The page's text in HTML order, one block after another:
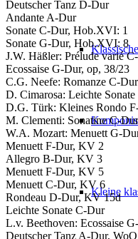
Kleine
Deutscher Tanz D-Dur
Andante A-Dur
Sonate C-Dur, Hob.XVI: 1
Sonate G-Dur, Hob.XVI: 8
J.W. Häßler: Prélude varié
Ecossaise G-Dur, op, 38/23
C.G. Neefe: Romanze C-Dur
D. Cimarosa: Leichte
D.G. Türk: Kleines Rondo
M. Clementi: Sonatine C-
W.A. Mozart: Menuett G-
Menuett F-Dur, KV 2
Allegro B-Dur, KV 3
Menuett F-Dur, KV 5
Menuett C-Dur, KV 6
Rondeau D-Dur, KV 15d
Leichte Sonate C-Dur
L.v. Beethoven: Ecossaise
Deutscher Tanz A-Dur,